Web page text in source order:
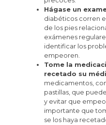
Hágase un
diabéticos corren
de los pies
exámenes
identificar los
empeoren.
Tome la
recetado su
medicamentos,
pastillas, que
y evitar que
importante que
se los haya